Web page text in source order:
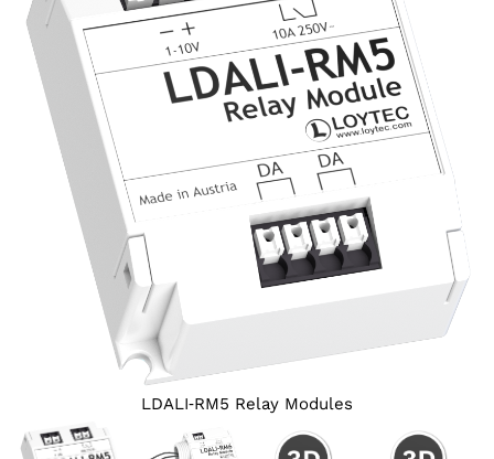
LDALI‑RM5 Relay Modules